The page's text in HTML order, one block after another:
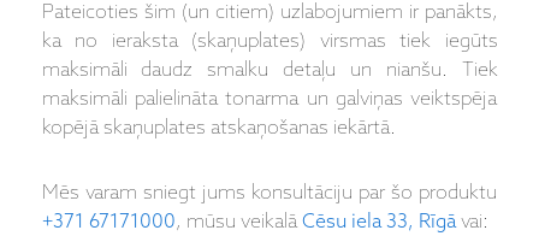
Pateicoties šim (un citiem) uzlabojumiem ir panākts,
ka no ieraksta (skaņuplates) virsmas tiek iegūts
maksimāli daudz smalku detaļu un nianšu. Tiek
maksimāli palielināta tonarma un galviņas veiktspēja
kopējā skaņuplates atskaņošanas iekārtā.
Mēs varam sniegt jums konsultāciju par šo produktu
+371 67171000, mūsu veikalāCēsu iela 33, Rīgāvai: